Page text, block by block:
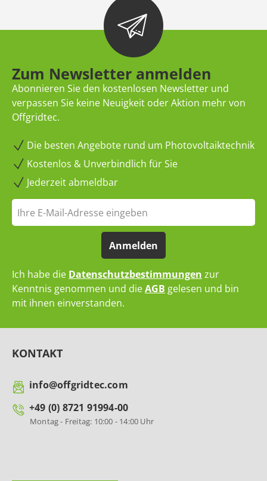
Zum Newsletter anmelden
Abonnieren Sie den kostenlosen Newsletter und
verpassen Sie keine Neuigkeit oder Aktion mehr von
Offgridtec.
Die besten Angebote rund um Photovoltaiktechnik
Kostenlos & Unverbindlich für Sie
Jederzeit abmeldbar
Anmelden
Ich habe die Datenschutzbestimmungen zur
Kenntnis genommen und dieAGB gelesen und bin
mit ihnen einverstanden.
KONTAKT
info@offgridtec.com
+49 (0) 8721 91994-00
Montag - Freitag: 10:00 - 14:00 Uhr